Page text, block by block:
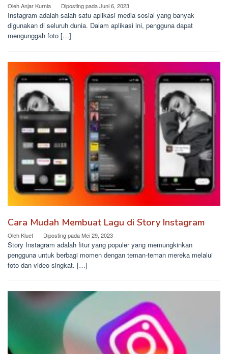
OlehAnjar Kurnia Diposting padaJuni 6, 2023
Instagram adalah salah satu aplikasi media sosial yang banyak
digunakan di seluruh dunia. Dalam aplikasi ini, pengguna dapat
mengunggah foto […]
Cara Mudah Membuat Lagu di Story Instagram
Oleh Kluet Diposting padaMei 29, 2023
Story Instagram adalah fitur yang populer yang memungkinkan
pengguna untuk berbagi momen dengan teman-teman mereka melalui
foto dan video singkat. […]